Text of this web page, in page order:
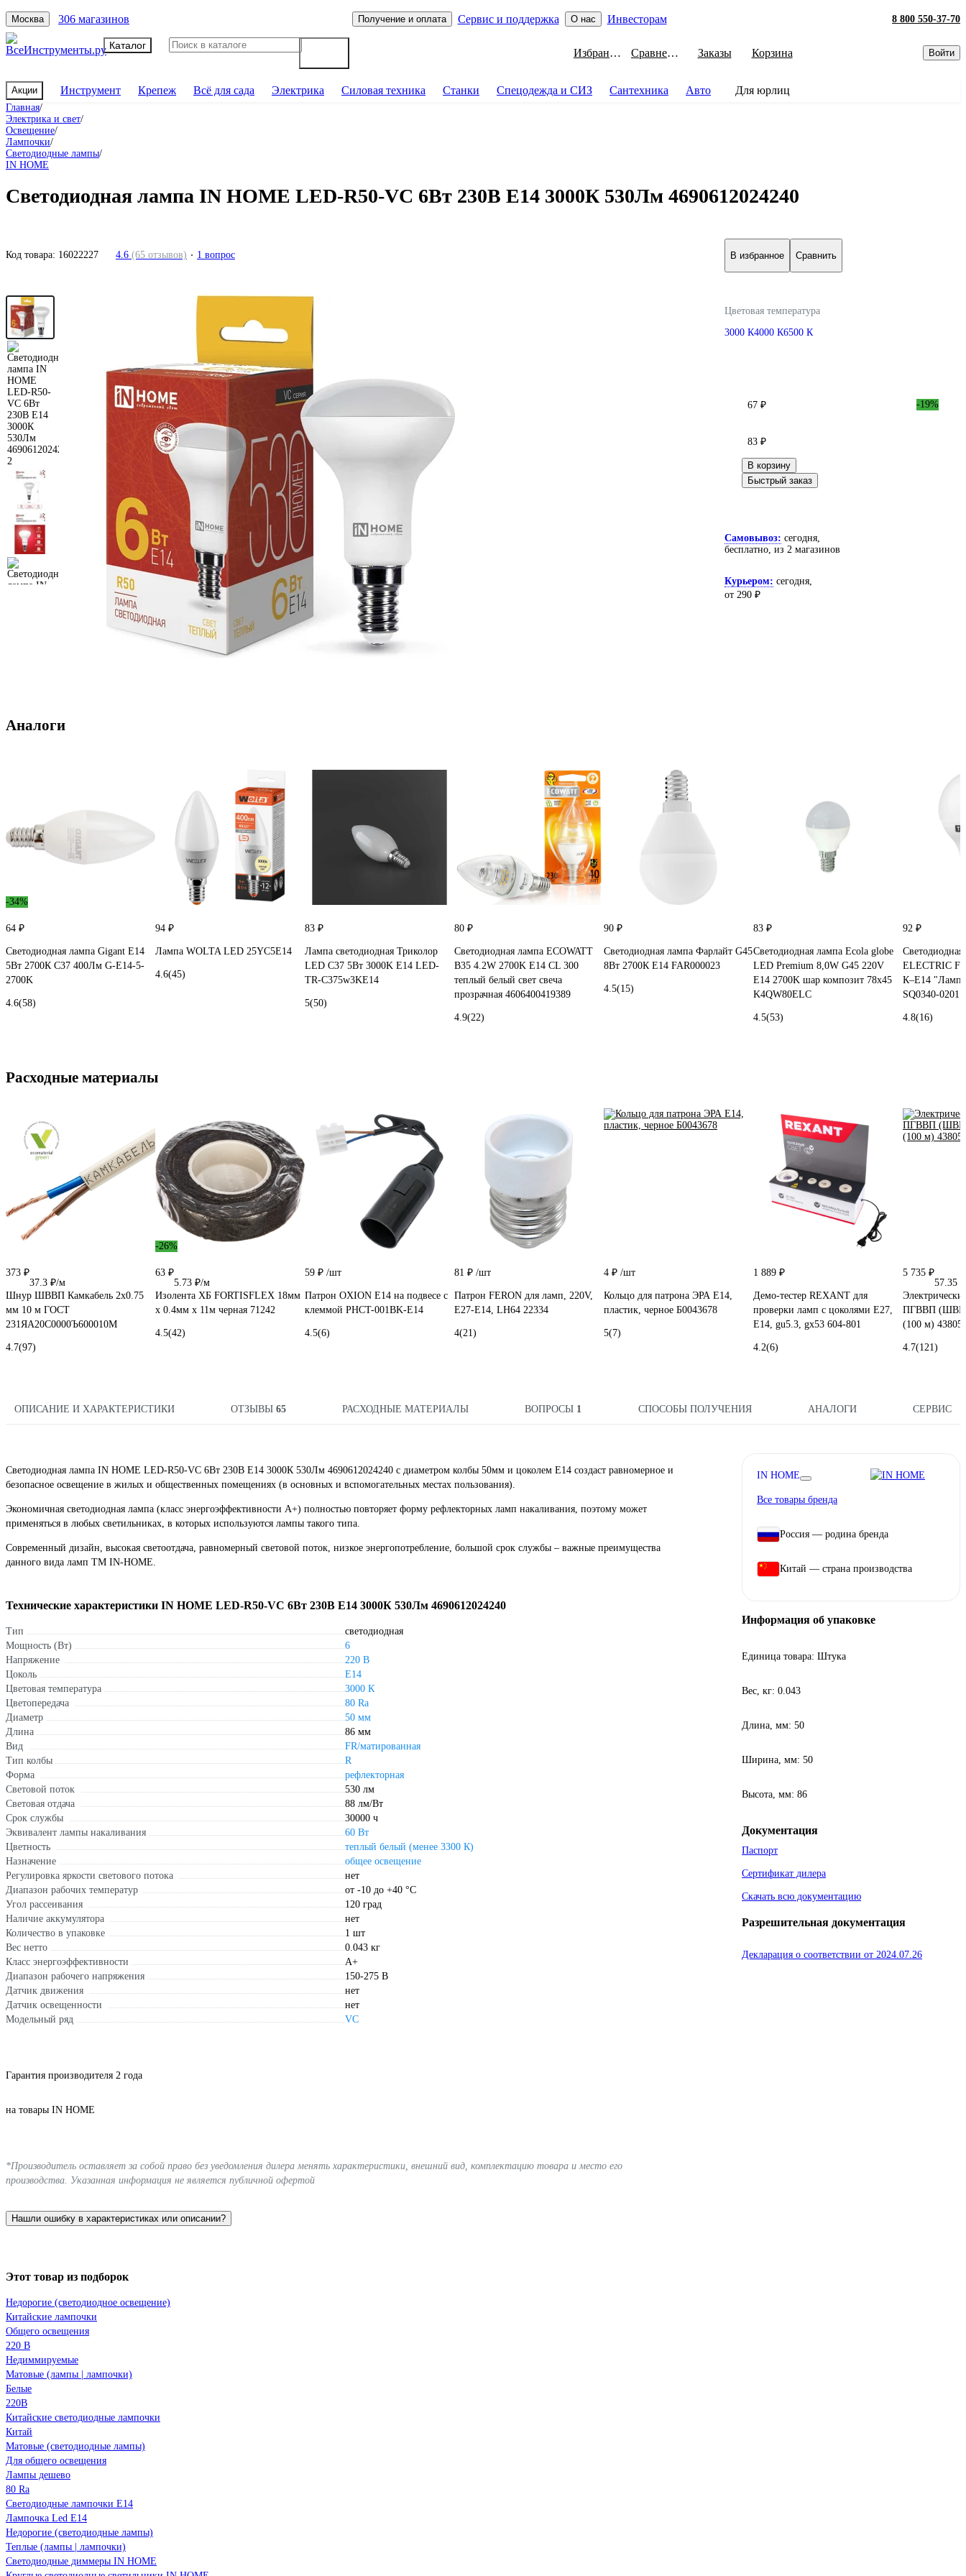
Москва 306 магазинов Получение и оплата Сервис и поддержка О нас Инвесторам 8 800 550-37-70
Каталог
Избранное Сравнение Заказы Корзина Войти
Акции Инструмент Крепеж Всё для сада Электрика Силовая техника Станки Спецодежда и СИЗ Сантехника Авто Для юрлиц
Главная/
Электрика и свет/
Освещение/
Лампочки/
Светодиодные лампы/
IN HOME
Светодиодная лампа IN HOME LED-R50-VC 6Вт 230В Е14 3000К 530Лм 4690612024240
Код товара: 16022227 4.6 (65 отзывов) 1 вопрос В избранное Сравнить
Цветовая температура
3000 К4000 К6500 К
67 ₽ -19%
83 ₽
В корзину
Быстрый заказ
Самовывоз: сегодня,
бесплатно, из 2 магазинов
Курьером: сегодня,
от 290 ₽
Аналоги
-34%
64 ₽
Светодиодная лампа Gigant E14
5Вт 2700К C37 400Лм G-E14-5-
2700K
4.6(58)
94 ₽
Лампа WOLTA LED 25YC5E14
4.6(45)
83 ₽
Лампа светодиодная Триколор
LED C37 5Вт 3000K E14 LED-
TR-C375w3KE14
5(50)
80 ₽
Светодиодная лампа ECOWATT
B35 4.2W 2700K E14 CL 300
теплый белый свет свеча
прозрачная 4606400419389
4.9(22)
90 ₽
Светодиодная лампа Фарлайт G45
8Вт 2700К Е14 FAR000023
4.5(15)
83 ₽
Светодиодная лампа Ecola globe
LED Premium 8,0W G45 220V
E14 2700K шар композит 78x45
K4QW80ELC
4.5(53)
92 ₽
ELECTRIC
К–E14
SQ0340-0201
4.8(16)
Расходные материалы
373 ₽
37.3 ₽/м
Шнур ШВВП Камкабель 2x0.75
мм 10 м ГОСТ
231ЯA20C0000Ъ600010М
4.7(97)
-26%
63 ₽
5.73 ₽/м
Изолента ХБ FORTISFLEX 18мм
х 0.4мм х 11м черная 71242
4.5(42)
59 ₽ /шт
Патрон OXION Е14 на подвесе с
клеммой PHCT-001BK-E14
4.5(6)
81 ₽ /шт
Патрон FERON для ламп, 220V,
E27-E14, LH64 22334
4(21)
4 ₽ /шт
Кольцо для патрона ЭРА E14,
пластик, черное Б0043678
5(7)
1 889 ₽
Демо-тестер REXANT для
проверки ламп с цоколями Е27,
Е14, gu5.3, gx53 604-801
4.2(6)
5 735 ₽
57.35
ПГВВП
(100 м) 43805
4.7(121)
ОПИСАНИЕ И ХАРАКТЕРИСТИКИ ОТЗЫВЫ65 РАСХОДНЫЕ МАТЕРИАЛЫ ВОПРОСЫ 1 СПОСОБЫ ПОЛУЧЕНИЯ АНАЛОГИ СЕРВИС
Светодиодная лампа IN HOME LED-R50-VC 6Вт 230В Е14 3000К 530Лм 4690612024240 с диаметром колбы 50мм и цоколем Е14 создаст равномерное и
безопасное освещение в жилых и общественных помещениях (в основных и вспомогательных местах пользования).
Экономичная светодиодная лампа (класс энергоэффективности А+) полностью повторяет форму рефлекторных ламп накаливания, поэтому может
применяться в любых светильниках, в которых используются лампы такого типа.
Современный дизайн, высокая светоотдача, равномерный световой поток, низкое энергопотребление, большой срок службы – важные преимущества
данного вида ламп ТМ IN-HOME.
Технические характеристики IN HOME LED-R50-VC 6Вт 230В Е14 3000К 530Лм 4690612024240
Тип
светодиодная
Мощность (Вт)
6
Напряжение
220 В
Цоколь
E14
Цветовая температура
3000 К
Цветопередача
80 Ra
Диаметр
50 мм
Длина
86 мм
Вид
FR/матированная
Тип колбы
R
Форма
рефлекторная
Световой поток
530 лм
Световая отдача
88 лм/Вт
Срок службы
30000 ч
Эквивалент лампы накаливания
60 Вт
Цветность
теплый белый (менее 3300 К)
Назначение
общее освещение
Регулировка яркости светового потока
нет
Диапазон рабочих температур
от -10 до +40 °С
Угол рассеивания
120 град
Наличие аккумулятора
нет
Количество в упаковке
1 шт
Вес нетто
0.043 кг
Класс энергоэффективности
A+
Диапазон рабочего напряжения
150-275 В
Датчик движения
нет
Датчик освещенности
нет
Модельный ряд
VC
Гарантия производителя 2 года
на товары IN HOME
*Производитель оставляет за собой право без уведомления дилера менять характеристики, внешний вид, комплектацию товара и место его
производства. Указанная информация не является публичной офертой
Нашли ошибку в характеристиках или описании?
IN HOME
Все товары бренда
Россия — родина бренда
Китай — страна производства
Информация об упаковке
Единица товара: Штука
Вес, кг: 0.043
Длина, мм: 50
Ширина, мм: 50
Высота, мм: 86
Документация
Паспорт
Сертификат дилера
Скачать всю документацию
Разрешительная документация
Декларация о соответствии от 2024.07.26
Этот товар из подборок
Недорогие (светодиодное освещение)
Китайские лампочки
Общего освещения
220 В
Недиммируемые
Матовые (лампы | лампочки)
Белые
220В
Китайские светодиодные лампочки
Китай
Матовые (светодиодные лампы)
Для общего освещения
Лампы дешево
80 Ra
Светодиодные лампочки E14
Лампочка Led E14
Недорогие (светодиодные лампы)
Теплые (лампы | лампочки)
Светодиодные диммеры IN HOME